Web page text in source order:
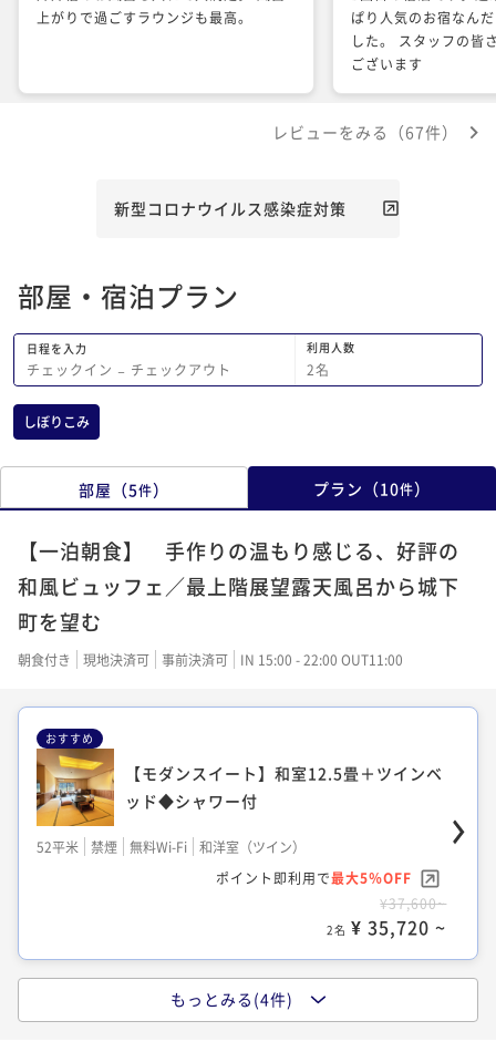
上がりで過ごすラウンジも最高。
ぱり人気のお宿なん
した。 スタッフの皆
ございます
レビューをみる（67件）
新型コロナウイルス感染症対策
部屋・宿泊プラン
日程を入力
チェックイン − チェックアウト
利用人数
2名
しぼりこみ
部屋 （5件） プラン （10件）
【一泊朝食】 手作りの温もり感じる、好評の
和風ビュッフェ／最上階展望露天風呂から城下
町を望む
朝食付き 現地決済可 事前決済可 IN 15:00 - 22:00 OUT11:00
おすすめ
【モダンスイート】和室12.5畳＋ツインベ
ッド◆シャワー付
52平米 禁煙 無料Wi-Fi
和洋室（ツイン）
ポイント即利用で最大5％OFF
¥37,600~
2名 ¥ 35,720 ~
【ワイドツイン／おすすめ】洋室32平米◆
もっとみる(4件)